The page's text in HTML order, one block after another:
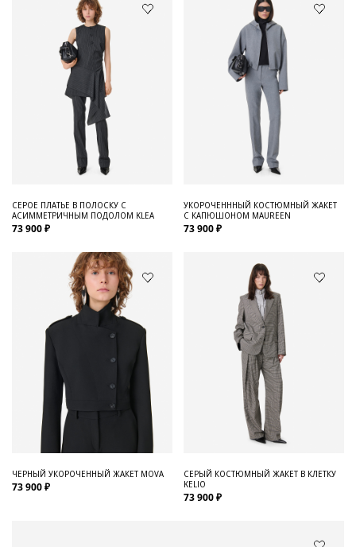
СЕРОЕ ПЛАТЬЕ В ПОЛОСКУ С
АСИММЕТРИЧНЫМ ПОДОЛОМ KLEA
73 900 ₽
УКОРОЧЕНННЫЙ КОСТЮМНЫЙ ЖАКЕТ
С КАПЮШОНОМ MAUREEN
73 900 ₽
ЧЕРНЫЙ УКОРОЧЕННЫЙ ЖАКЕТ MOVA
73 900 ₽
СЕРЫЙ КОСТЮМНЫЙ ЖАКЕТ В КЛЕТКУ
KELIO
73 900 ₽